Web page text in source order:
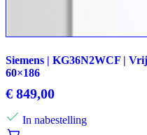
Siemens | KG36N2WCF |
60×186
€ 849,00
In nabestelling